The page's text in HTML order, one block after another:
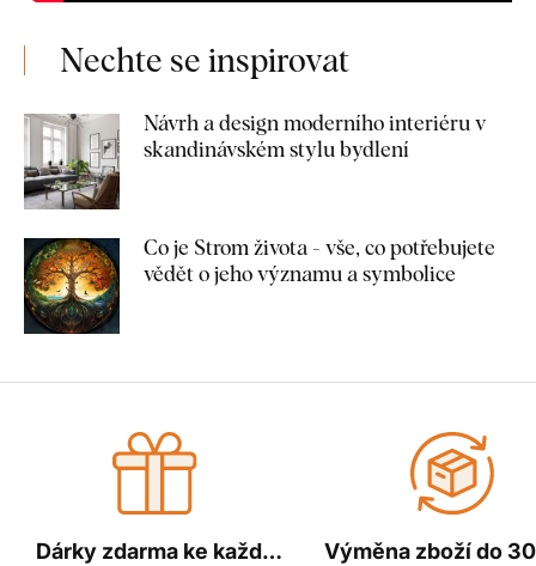
Nechte se inspirovat
Návrh a design moderního interiéru v
skandinávském stylu bydlení
Co je Strom života - vše, co potřebujete
vědět o jeho významu a symbolice
Dárky zdarma ke každé
Výměna zboží do